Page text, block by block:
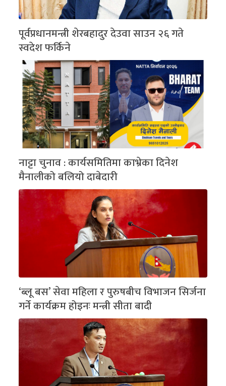
पूर्वप्रधानमन्त्री शेरबहादुर देउवा साउन २६ गते
स्वदेश फर्किने
नाट्टा चुनाव : कार्यसमितिमा काभ्रेका दिनेश
मैनालीको बलियो दाबेदारी
‘ब्लू बस’ सेवा महिला र पुरुषबीच विभाजन सिर्जना
गर्ने कार्यक्रम होइनः मन्त्री सीता बादी